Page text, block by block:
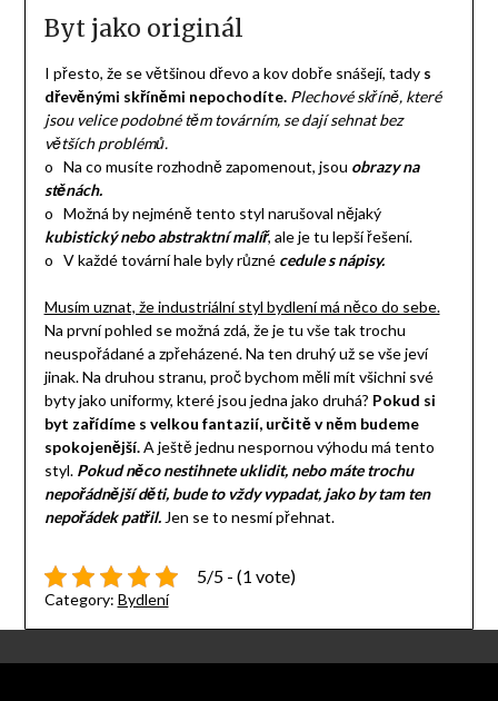
Byt jako originál
I přesto, že se většinou dřevo a kov dobře snášejí, tady s
dřevěnými skříněmi nepochodíte. Plechové skříně, které
jsou velice podobné těm továrním, se dají sehnat bez
větších problémů.
o Na co musíte rozhodně zapomenout, jsou obrazy na
stěnách.
o Možná by nejméně tento styl narušoval nějaký
kubistický nebo abstraktní malíř, ale je tu lepší řešení.
o V každé tovární hale byly různé cedule s nápisy.
Musím uznat, že industriální styl bydlení má něco do sebe.
Na první pohled se možná zdá, že je tu vše tak trochu
neuspořádané a zpřeházené. Na ten druhý už se vše jeví
jinak. Na druhou stranu, proč bychom měli mít všichni své
byty jako uniformy, které jsou jedna jako druhá? Pokud si
byt zařídíme s velkou fantazií, určitě v něm budeme
spokojenější.A ještě jednu nespornou výhodu má tento
styl. Pokud něco nestihnete uklidit, nebo máte trochu
nepořádnější děti, bude to vždy vypadat, jako by tam ten
nepořádek patřil.Jen se to nesmí přehnat.
5/5 - (1 vote)
Category: Bydlení